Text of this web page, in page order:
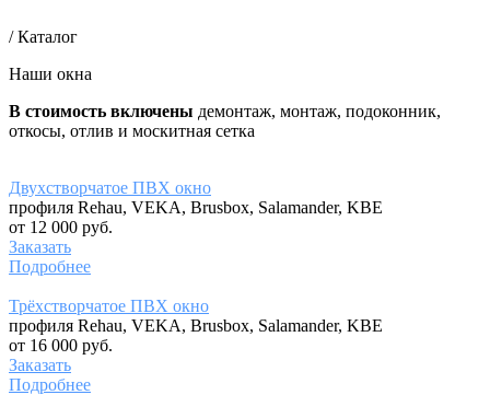
/ Каталог
Наши окна
В стоимость включены демонтаж, монтаж, подоконник,
откосы, отлив и москитная сетка
Двухстворчатое ПВХ окно
профиля Rehau, VEKA, Brusbox, Salamander, KBE
от 12 000 руб.
Заказать
Подробнее
Трёхстворчатое ПВХ окно
профиля Rehau, VEKA, Brusbox, Salamander, KBE
от 16 000 руб.
Заказать
Подробнее